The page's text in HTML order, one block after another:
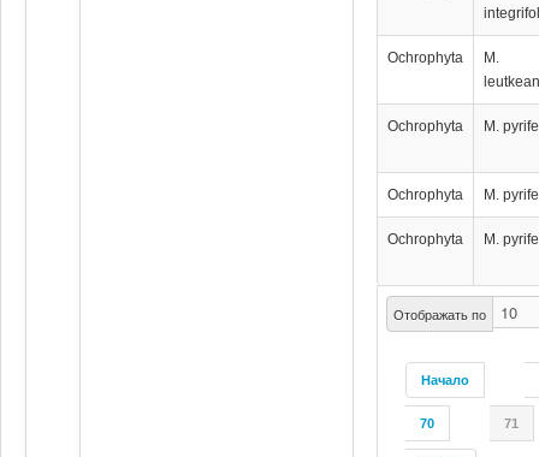
Отображать по
Начало
70 71
Ochrophyta
M.
Ochrophyta M.
Ochrophyta M.
Ochrophyta M.